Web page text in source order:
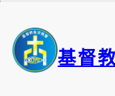
基督